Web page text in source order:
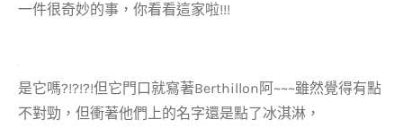
一件很奇妙的事，你看看這家啦!!!
是它嗎?!?!?!但它門口就寫著Berthillon阿~~~雖然覺得有點
不對勁，但衝著他們上的名字還是點了冰淇淋，